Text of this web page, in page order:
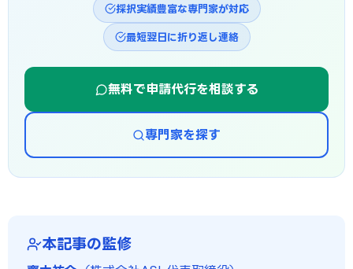
採択実績豊富な専門家が対応
最短翌日に折り返し連絡
無料で申請代行を相談する
専門家を探す
本記事の監修